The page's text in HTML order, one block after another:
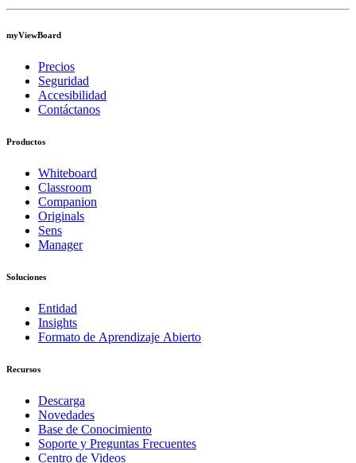
myViewBoard
Precios
Seguridad
Accesibilidad
Contáctanos
Productos
Whiteboard
Classroom
Companion
Originals
Sens
Manager
Soluciones
Entidad
Insights
Formato de Aprendizaje Abierto
Recursos
Descarga
Novedades
Base de Conocimiento
Soporte y Preguntas Frecuentes
Centro de Videos